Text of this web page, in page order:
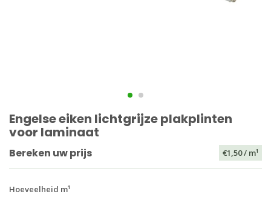
Engelse eiken lichtgrijze plakplinten
voor laminaat
Bereken uw prijs €1,50/ m¹
Hoeveelheid m¹